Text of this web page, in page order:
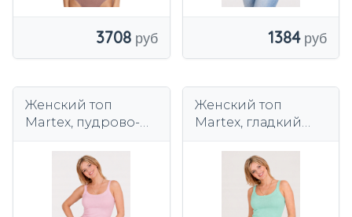
3708 1384
Женский топ
Martex, пудрово-
Женский топ
Martex, гладкий